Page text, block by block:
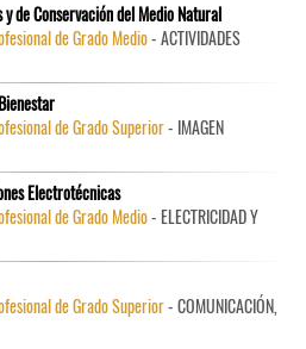
de Conservación del Medio Natural
de Grado Medio- ACTIVIDADES
de Grado Superior- IMAGEN
Electrotécnicas
de Grado Medio- ELECTRICIDAD Y
de Grado Superior- COMUNICACIÓN,